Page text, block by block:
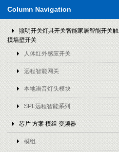
Column Navigation
照明开关灯具开关智能家居智能开关触
摸墙壁开关
人体红外感应开关
远程智能网关
本地语音灯头模块
SPL远程智能系列
芯片 方案 模组 变频器
模组